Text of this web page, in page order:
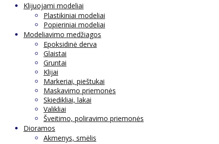
Klijuojami modeliai
Plastikiniai modeliai
Popieriniai modeliai
Modeliavimo medžiagos
Epoksidinė derva
Glaistai
Gruntai
Klijai
Markeriai, pieštukai
Maskavimo priemonės
Skiedikliai, lakai
Valikliai
Šveitimo, poliravimo priemonės
Dioramos
Akmenys, smėlis